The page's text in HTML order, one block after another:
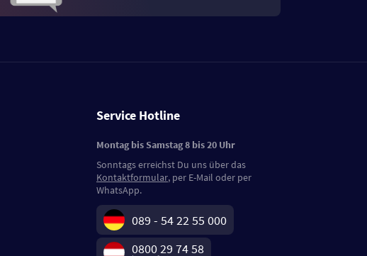
Service Hotline
Montag bis Samstag 8 bis 20 Uhr
Sonntags erreichst Du uns über das
Kontaktformular, per E-Mail oder per
WhatsApp.
089 - 54 22 55 000
0800 29 74 58